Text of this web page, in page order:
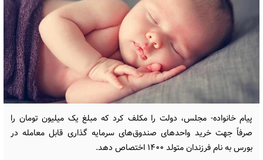
پیام خانواده- مجلس، دولت را مکلف کرد که مبلغ یک میلیون تومان را
صرفاً جهت خرید واحدهای صندوق‌های سرمایه گذاری قابل معامله در
بورس به نام فرزندان متولد ۱۴۰۰ اختصاص دهد.